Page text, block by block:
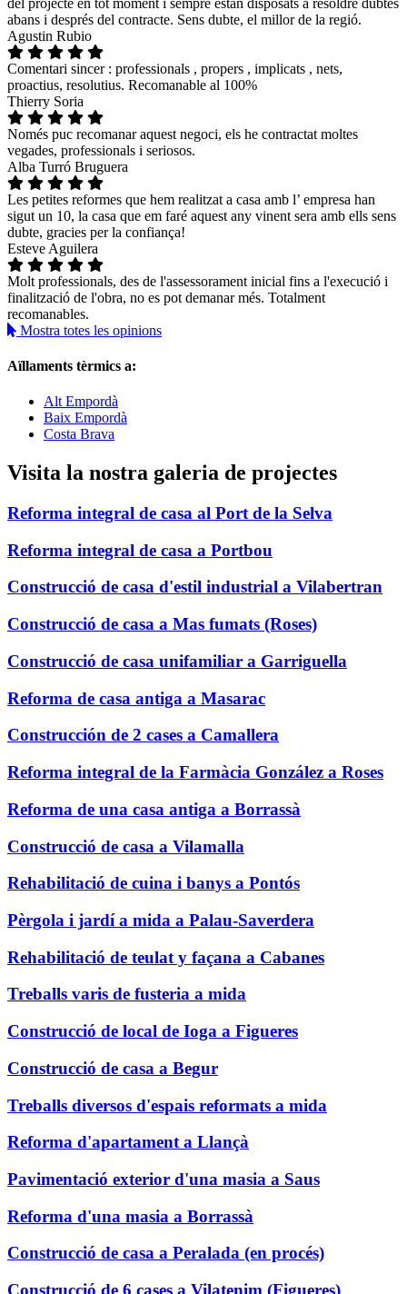
abans i després del contracte. Sens dubte, el millor de la regió.
Agustin Rubio
Comentari sincer : professionals , propers , implicats , nets,
proactius, resolutius. Recomanable al 100%
Thierry Soria
Només puc recomanar aquest negoci, els he contractat moltes
vegades, professionals i seriosos.
Alba Turró Bruguera
Les petites reformes que hem realitzat a casa amb l’ empresa han
sigut un 10, la casa que em faré aquest any vinent sera amb ells sens
dubte, gracies per la confiança!
Esteve Aguilera
Molt professionals, des de l'assessorament inicial fins a l'execució i
finalització de l'obra, no es pot demanar més. Totalment
recomanables.
Mostra totes les opinions
Aïllaments tèrmics a:
Alt Empordà
Baix Empordà
Costa Brava
Visita la nostra galeria de projectes
Reforma integral de casa al Port de la Selva
Reforma integral de casa a Portbou
Construcció de casa d'estil industrial a Vilabertran
Construcció de casa a Mas fumats (Roses)
Construcció de casa unifamiliar a Garriguella
Reforma de casa antiga a Masarac
Construcción de 2 cases a Camallera
Reforma integral de la Farmàcia González a Roses
Reforma de una casa antiga a Borrassà
Construcció de casa a Vilamalla
Rehabilitació de cuina i banys a Pontós
Pèrgola i jardí a mida a Palau-Saverdera
Rehabilitació de teulat y façana a Cabanes
Treballs varis de fusteria a mida
Construcció de local de Ioga a Figueres
Construcció de casa a Begur
Treballs diversos d'espais reformats a mida
Reforma d'apartament a Llançà
Pavimentació exterior d'una masia a Saus
Reforma d'una masia a Borrassà
Construcció de casa a Peralada (en procés)
Construcció de 6 cases a Vilatenim (Figueres)